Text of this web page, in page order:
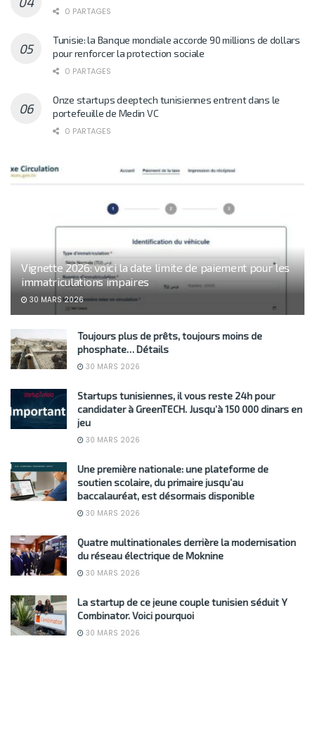
0 PARTAGES
Tunisie: la Banque mondiale accorde 90 millions de dollars
pour renforcer la protection sociale
0 PARTAGES
Onze startups deeptech tunisiennes entrent dans le
portefeuille de Medin VC
0 PARTAGES
Vignette 2026: voici la date limite de paiement pour les
immatriculations impaires
30 MARS 2026
Toujours plus de prêts, toujours moins de
phosphate… Détails
30 MARS 2026
Startups tunisiennes, il vous reste 24h pour
candidater à GreenTECH. Jusqu’à 150 000 dinars en
jeu
30 MARS 2026
Une première nationale: une plateforme de
soutien scolaire, du primaire jusqu’au
baccalauréat, est désormais disponible
30 MARS 2026
Quatre multinationales derrière la modernisation
du réseau électrique de Moknine
30 MARS 2026
La startup de ce jeune couple tunisien séduit Y
Combinator. Voici pourquoi
30 MARS 2026